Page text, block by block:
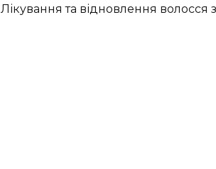
Лікування та відновлення